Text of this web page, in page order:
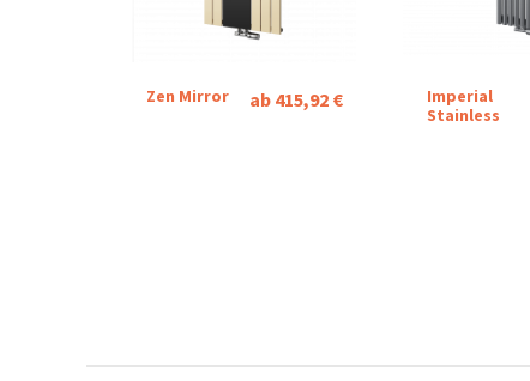
Zen Mirror ab 415,92 €
Imperial
Stainless